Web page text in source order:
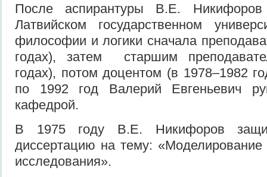
После аспирантуры В.Е.
Латвийском государственном
философии и логики сначала
годах), затем старшим
годах), потом доцентом (в 1978–1982
по 1992 год Валерий Евгеньевич
кафедрой.
В 1975 году В.Е. Никифоров
диссертацию на тему: «Моделирование
исследования».